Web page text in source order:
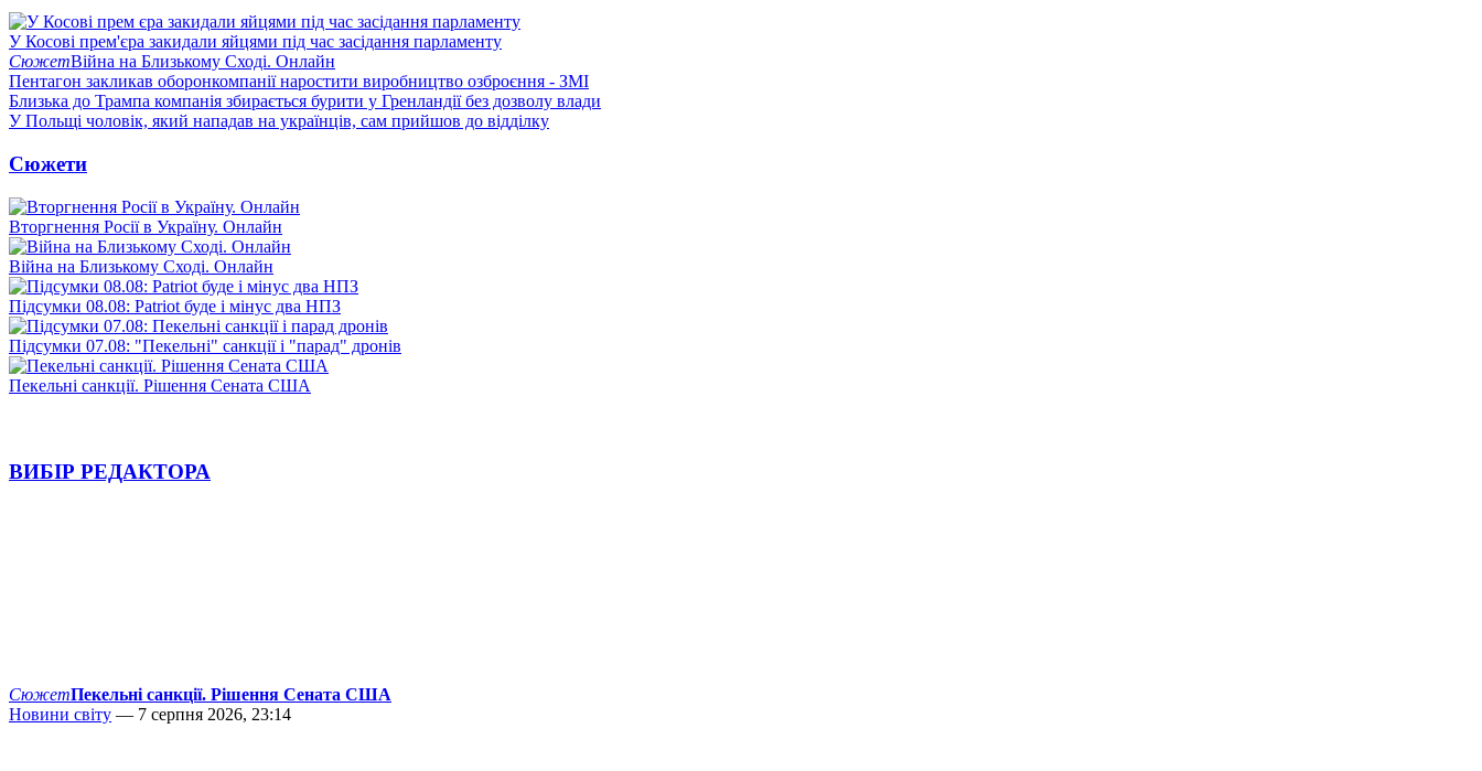
У Косові прем'єра закидали яйцями під час засідання парламенту
СюжетВійна на Близькому Сході. Онлайн
Пентагон закликав оборонкомпанії наростити виробництво озброєння - ЗМІ
Близька до Трампа компанія збирається бурити у Гренландії без дозволу влади
У Польщі чоловік, який нападав на українців, сам прийшов до відділку
Сюжети
Вторгнення Росії в Україну. Онлайн
Війна на Близькому Сході. Онлайн
Підсумки 08.08: Patriot буде і мінус два НПЗ
Підсумки 07.08: "Пекельні" санкції і "парад" дронів
Пекельні санкції. Рішення Сената США
ВИБІР РЕДАКТОРА
СюжетПекельні санкції. Рішення Сената США
Новини світу — 7 серпня 2026, 23:14